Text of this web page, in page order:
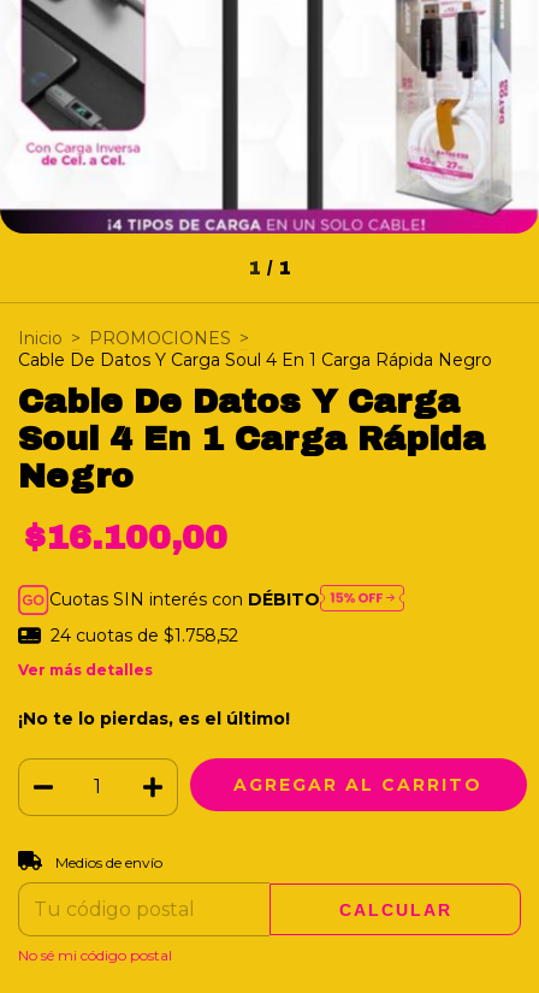
1 / 1
Inicio > PROMOCIONES >
Cable De Datos Y Carga Soul 4 En 1 Carga Rápida Negro
Cable De Datos Y Carga
Soul 4 En 1 Carga Rápida
Negro
$16.100,00
Cuotas SIN interés con DÉBITO
24 cuotas de $1.758,52
Ver más detalles
¡No te lo pierdas, es el último!
Entregas para el CP:
Medios de envío
CALCULAR
No sé mi código postal